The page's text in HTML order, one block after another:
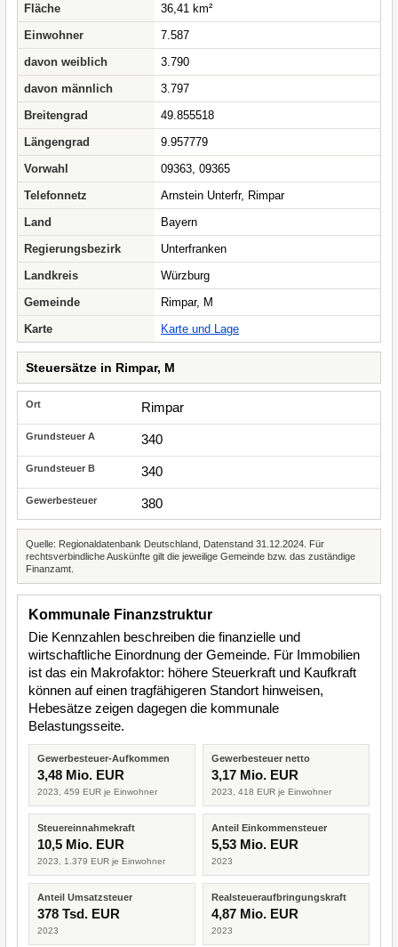
Fläche
36,41 km²
Einwohner
7.587
davon weiblich
3.790
davon männlich
3.797
Breitengrad
49.855518
Längengrad
9.957779
Vorwahl
09363, 09365
Telefonnetz
Arnstein Unterfr, Rimpar
Land
Bayern
Regierungsbezirk
Unterfranken
Landkreis
Würzburg
Gemeinde
Rimpar, M
Karte
Karte und Lage
Steuersätze in Rimpar, M
Rimpar
340
340
380
Quelle: Regionaldatenbank Deutschland, Datenstand 31.12.2024. Für
rechtsverbindliche Auskünfte gilt die jeweilige Gemeinde bzw. das zuständige
Finanzamt.
Kommunale Finanzstruktur
Die Kennzahlen beschreiben die finanzielle und
wirtschaftliche Einordnung der Gemeinde. Für Immobilien
ist das ein Makrofaktor: höhere Steuerkraft und Kaufkraft
können auf einen tragfähigeren Standort hinweisen,
Hebesätze zeigen dagegen die kommunale
Belastungsseite.
Gewerbesteuer-Aufkommen
3,48 Mio. EUR
2023, 459 EUR je Einwohner
Gewerbesteuer netto
3,17 Mio. EUR
2023, 418 EUR je Einwohner
Steuereinnahmekraft
10,5 Mio. EUR
2023, 1.379 EUR je Einwohner
Anteil Einkommensteuer
5,53 Mio. EUR
2023
Anteil Umsatzsteuer
378 Tsd. EUR
2023
Realsteueraufbringungskraft
4,87 Mio. EUR
2023